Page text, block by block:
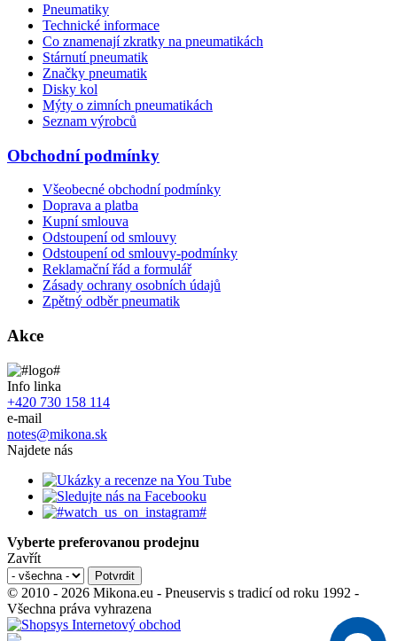
Pneumatiky
Technické informace
Co znamenají zkratky na pneumatikách
Stárnutí pneumatik
Značky pneumatik
Disky kol
Mýty o zimních pneumatikách
Seznam výrobců
Obchodní podmínky
Všeobecné obchodní podmínky
Doprava a platba
Kupní smlouva
Odstoupení od smlouvy
Odstoupení od smlouvy-podmínky
Reklamační řád a formulář
Zásady ochrany osobních údajů
Zpětný odběr pneumatik
Akce
Info linka
+420 730 158 114
e-mail
notes@mikona.sk
Najdete nás
Vyberte preferovanou prodejnu
Zavřít
© 2010 - 2026 Mikona.eu - Pneuservis s tradicí od roku 1992 -
Všechna práva vyhrazena